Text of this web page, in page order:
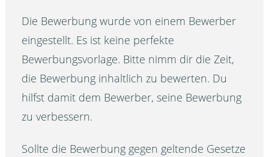
Die Bewerbung wurde von einem Bewerber
eingestellt. Es ist keine perfekte
Bewerbungsvorlage. Bitte nimm dir die Zeit,
die Bewerbung inhaltlich zu bewerten. Du
hilfst damit dem Bewerber, seine Bewerbung
zu verbessern.
Sollte die Bewerbung gegen geltende Gesetze